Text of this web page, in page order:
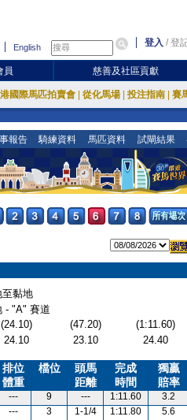
English 登入 /登
員 慈善及社區貢獻
國際馬匹拍賣會 從化馬場 投注指南 賽
報告 騎練資料 馬匹資料 試閘結果
至黏地
- "A" 賽道
(24.10) (47.20)
(1:11.60)
24.10 23.10 24.40
排位
體重
檔位
頭馬
距離
完成
時間
獨贏
賠率
--- 9 --- 1:11.60
3.2
--- 3 1-1/4 1:11.80
5.6